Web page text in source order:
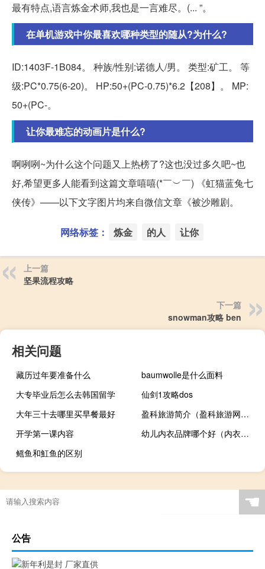
最有特点,语言炼金术师,我也是一言难尽。(... ”。
在单机游戏中你最喜欢哪种类型的随从?为什么?
ID:1403F-1B084。 种族/性别:诺德人/男。 类型:矿工。 等
级:PC*0.75(6-20)。 HP:50+(PC-0.75)*6.2【208】。 MP:
50+(PC-。
让你最难忘的动画片是什么?
啊咧咧~为什么这个问题又上热榜了?这也没过多久吧~也
好,希望更多人能看到这篇文章嘻嘻(*￣︶￣) 《虹猫蓝兔七
侠传》——以下文字图片均来自微信文章《被沙雕剧。
网络标签： 炼金 的人 让你
上一篇
坚果流程攻略
下一篇
snowman攻略 ben
相关问题
藏历过年要准备什么
baumwolle是什么面料
大专毕业后怎么去韩国留学
仙剑1攻略dos
大年三十去哪里买早餐最好
盈科旅游简介（盈科旅游网官网）
开学第一课内容
幼儿内衣品牌哪个好（内衣品牌哪个好）
鳐鱼和魟鱼的区别
☚
公告